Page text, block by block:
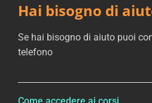
Hai bisogno di
Se hai bisogno di aiuto puoi
telefono